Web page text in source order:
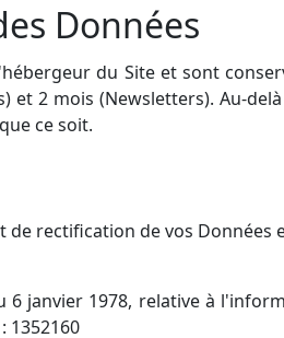
Données
du Site et sont
et 2 mois (Newsletters). Au-
ce soit.
rectification de vos
6 janvier 1978, relative à
1352160